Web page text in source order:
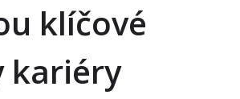
klíčové
kariéry